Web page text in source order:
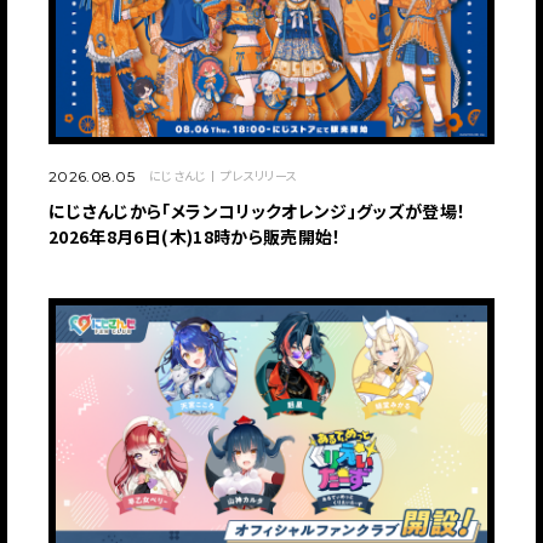
2026.08.05 にじさんじ プレスリリース
にじさんじから「メランコリックオレンジ」グッズが登場！
2026年8月6日(木)18時から販売開始！